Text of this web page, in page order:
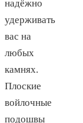
надёжно
удерживать
вас на
любых
камнях.
Плоские
войлочные
подошвы